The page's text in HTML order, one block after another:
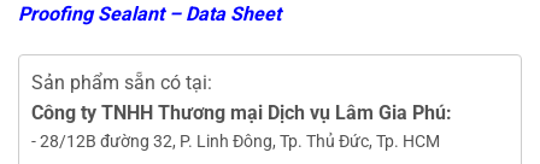
Proofing Sealant – Data Sheet
Sản phẩm sẵn có tại:
Công ty TNHH Thương mại Dịch vụ Lâm Gia Phú:
- 28/12B đường 32, P. Linh Đông, Tp. Thủ Đức, Tp. HCM